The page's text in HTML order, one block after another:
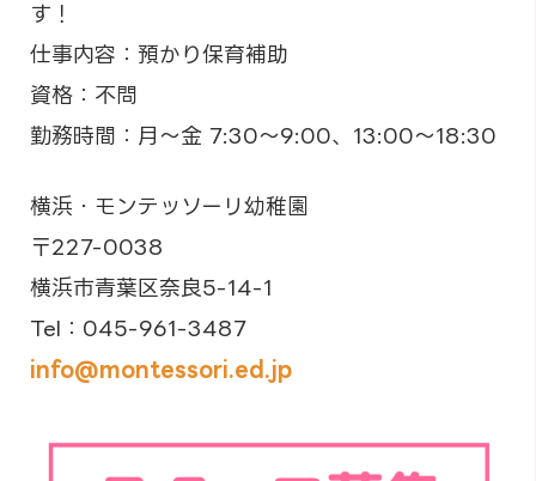
す！
仕事内容：預かり保育補助
資格：不問
勤務時間：月～金 7:30～9:00、13:00～18:30
横浜・モンテッソーリ幼稚園
〒227-0038
横浜市青葉区奈良5-14-1
Tel：045-961-3487
info@montessori.ed.jp